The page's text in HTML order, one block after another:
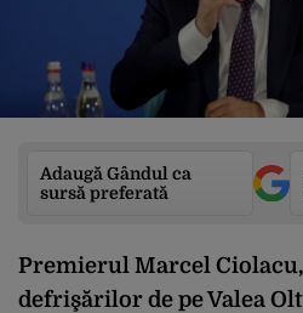
Adaugă Gândul ca
sursă preferată
Premierul Marcel
defrişărilor de pe Valea